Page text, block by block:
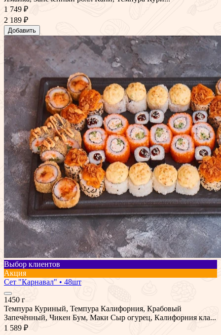
1 749 ₽
2 189 ₽
Добавить
Выбор клиентов
Акция
Сет "Карнавал" • 48шт
1450 г
Темпура Куриный, Темпура Калифорния, Крабовый
Запечённый, Чикен Бум, Маки Сыр огурец, Калифорния кла...
1 589 ₽